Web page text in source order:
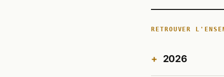
RETROUVER
2026